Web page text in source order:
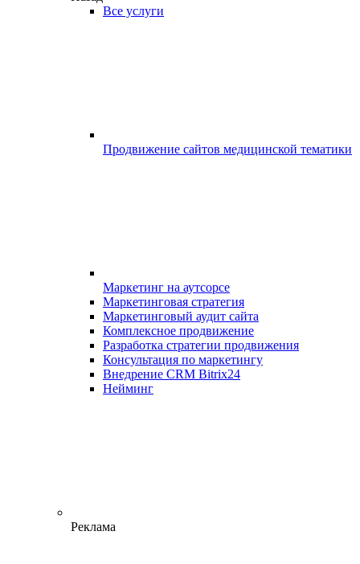
Все услуги
Продвижение сайтов медицинской тематики
Маркетинг на аутсорсе
Маркетинговая стратегия
Маркетинговый аудит сайта
Комплексное продвижение
Разработка стратегии продвижения
Консультация по маркетингу
Внедрение CRM Bitrix24
Нейминг
Реклама